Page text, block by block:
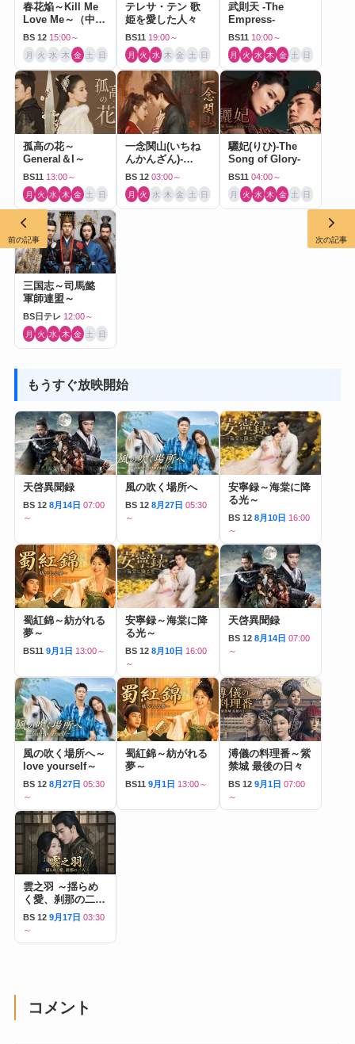
春花焔～Kill Me
Love Me～（中国
ドラマ）
BS 12 15:00～
月 火 水 木 金 土 日
テレサ・テン 歌
姫を愛した人々
BS11 19:00～
月 火 水 木 金 土 日
武則天 -The
Empress-
BS11 10:00～
月 火 水 木 金 土 日
孤高の花～
General＆I～
BS11 13:00～
月 火 水 木 金 土 日
一念関山(いちね
んかんざん)-
Journey to Love-
BS 12 03:00～
月 火 水 木 金 土 日
驪妃(りひ)-The
Song of Glory-
BS11 04:00～
月 火 水 木 金 土 日
三国志～司馬懿
軍師連盟～
BS日テレ 12:00～
月 火 水 木 金 土 日
もうすぐ放映開始
天啓異聞録
BS 12 8月14日 07:00
～
風の吹く場所へ
BS 12 8月27日 05:30
～
安寧録～海棠に降
る光～
BS 12 8月10日 16:00
～
蜀紅錦～紡がれる
夢～
BS11 9月1日 13:00～
安寧録～海棠に降
る光～
BS 12 8月10日 16:00
～
天啓異聞録
BS 12 8月14日 07:00
～
風の吹く場所へ～
love yourself～
BS 12 8月27日 05:30
～
蜀紅錦～紡がれる
夢～
BS11 9月1日 13:00～
溥儀の料理番～紫
禁城 最後の日々
BS 12 9月1日 07:00
～
雲之羽 ～揺らめ
く愛、刹那の二人
～
BS 12 9月17日 03:30
～
コメント
前の記事 次の記事